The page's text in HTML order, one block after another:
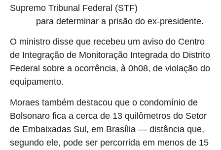
Supremo Tribunal Federal (STF)
para determinar a prisão do ex-presidente.
O ministro disse que recebeu um aviso do Centro
de Integração de Monitoração Integrada do Distrito
Federal sobre a ocorrência, à 0h08, de violação do
equipamento.
Moraes também destacou que o condomínio de
Bolsonaro fica a cerca de 13 quilômetros do Setor
de Embaixadas Sul, em Brasília — distância que,
segundo ele, pode ser percorrida em menos de 15